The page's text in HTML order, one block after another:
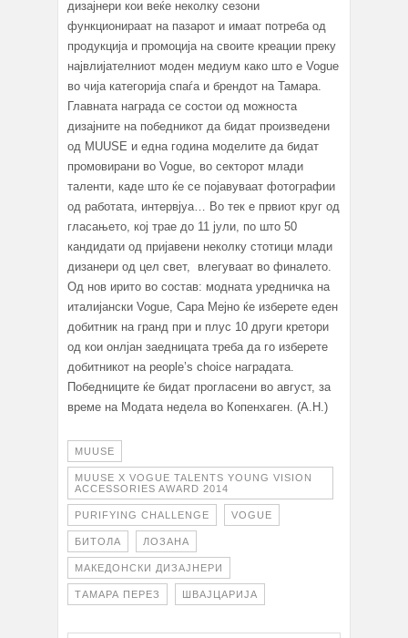
дизајнери кои веќе неколку сезони
функционираат на пазарот и имаат потреба од
продукција и промоција на своите креации преку
највлијателниот моден медиум како што е Vogue
во чија категорија спаѓа и брендот на Тамара.
Главната награда се состои од можноста
дизајните на победникот да бидат произведени
од MUUSE и една година моделите да бидат
промовирани во Vogue, во секторот млади
таленти, каде што ќе се појавуваат фотографии
од работата, интервјуа… Во тек е првиот круг од
гласањето, кој трае до 11 јули, по што 50
кандидати од пријавени неколку стотици млади
дизанери од цел свет, влегуваат во финалето.
Од нов ирито во состав: модната уредничка на
италијански Vogue, Сара Мејно ќе изберете еден
добитник на гранд при и плус 10 други кретори
од кои онлјан заедницата треба да го изберете
добитникот на people’s choice наградата.
Победниците ќе бидат прогласени во август, за
време на Модата недела во Копенхаген. (А.Н.)
MUUSE
MUUSE X VOGUE TALENTS YOUNG VISION
ACCESSORIES AWARD 2014
PURIFYING CHALLENGE VOGUE
БИТОЛА ЛОЗАНА
МАКЕДОНСКИ ДИЗАЈНЕРИ
ТАМАРА ПЕРЕЗ ШВАЈЦАРИЈА